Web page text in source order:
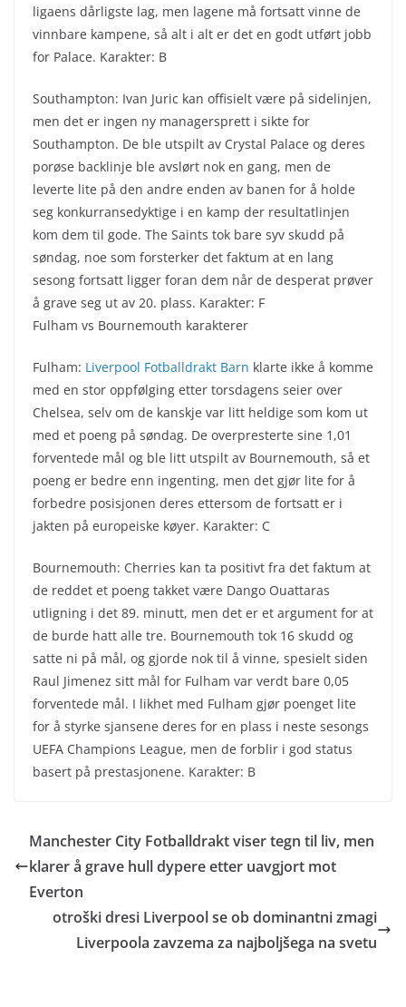
ligaens dårligste lag, men lagene må fortsatt vinne de
vinnbare kampene, så alt i alt er det en godt utført jobb
for Palace. Karakter: B
Southampton: Ivan Juric kan offisielt være på sidelinjen,
men det er ingen ny managersprett i sikte for
Southampton. De ble utspilt av Crystal Palace og deres
porøse backlinje ble avslørt nok en gang, men de
leverte lite på den andre enden av banen for å holde
seg konkurransedyktige i en kamp der resultatlinjen
kom dem til gode. The Saints tok bare syv skudd på
søndag, noe som forsterker det faktum at en lang
sesong fortsatt ligger foran dem når de desperat prøver
å grave seg ut av 20. plass. Karakter: F
Fulham vs Bournemouth karakterer
Fulham: Liverpool Fotballdrakt Barn klarte ikke å komme
med en stor oppfølging etter torsdagens seier over
Chelsea, selv om de kanskje var litt heldige som kom ut
med et poeng på søndag. De overpresterte sine 1,01
forventede mål og ble litt utspilt av Bournemouth, så et
poeng er bedre enn ingenting, men det gjør lite for å
forbedre posisjonen deres ettersom de fortsatt er i
jakten på europeiske køyer. Karakter: C
Bournemouth: Cherries kan ta positivt fra det faktum at
de reddet et poeng takket være Dango Ouattaras
utligning i det 89. minutt, men det er et argument for at
de burde hatt alle tre. Bournemouth tok 16 skudd og
satte ni på mål, og gjorde nok til å vinne, spesielt siden
Raul Jimenez sitt mål for Fulham var verdt bare 0,05
forventede mål. I likhet med Fulham gjør poenget lite
for å styrke sjansene deres for en plass i neste sesongs
UEFA Champions League, men de forblir i god status
basert på prestasjonene. Karakter: B
Manchester City Fotballdrakt viser tegn til liv, men
klarer å grave hull dypere etter uavgjort mot
Everton
otroški dresi Liverpool se ob dominantni zmagi
Liverpoola zavzema za najboljšega na svetu